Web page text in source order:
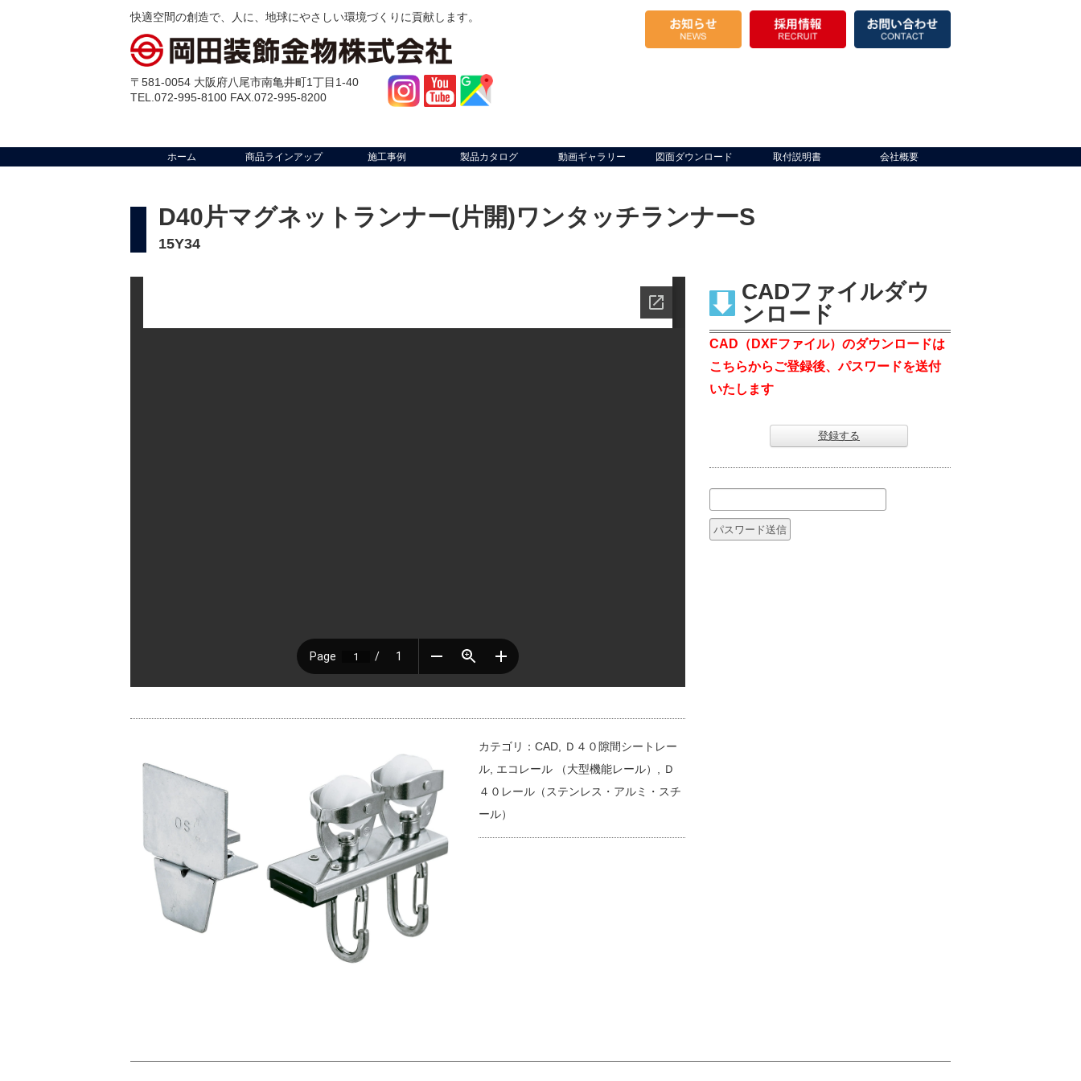
快適空間の創造で、人に、地球にやさしい環境づくりに貢献します。
〒581-0054 大阪府八尾市南亀井町1丁目1-40
TEL.072-995-8100 FAX.072-995-8200
ホーム 商品ラインアップ 施工事例 製品カタログ 動画ギャラリー 図面ダウンロード 取付説明書 会社概要
D40片マグネットランナー(片開)ワンタッチランナーS
15Y34
カテゴリ： CAD,
Ｄ４０隙間シートレー
ル, エコレール （大型機能レール）
Ｄ
４０レール（ステンレス・アルミ・スチ
ール）
CADファイルダウ
ンロード
CAD（DXFファイル）のダウンロードは
こちらからご登録後、パスワードを送付
いたします
登録する